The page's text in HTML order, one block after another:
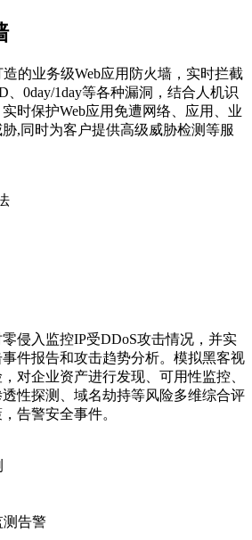
的业务级Web应用防火墙，实时拦截
、0day/1day等各种漏洞，结合人机识
时保护Web应用免遭网络、应用、业
,同时为客户提供高级威胁检测等服
侵入监控IP受DDoS攻击情况，并实
件报告和攻击趋势分析。模拟黑客视
对企业资产进行发现、可用性监控、
性探测、域名劫持等风险多维综合评
告警安全事件。
测告警